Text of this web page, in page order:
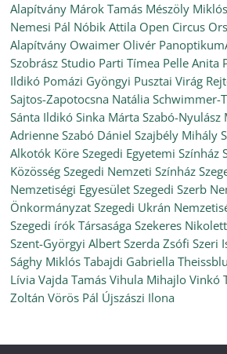
Alapítvány Márok Tamás Mészöly Miklós
Nemesi Pál Nóbik Attila Open Circus
Alapítvány Owaimer Olivér
Szobrász Studio Parti Tímea Pelle Anita
Ildikó Pomázi Gyöngyi Pusztai Virág
Sajtos-Zapotocsna Natália Schwimmer-
Sánta Ildikó Sinka Márta Szabó-Nyulász
Adrienne Szabó Dániel Szajbély Mihály
Alkotók Köre Szegedi Egyetemi Színház
Közösség Szegedi Nemzeti Színház
Nemzetiségi Egyesület Szegedi Szerb
Önkormányzat Szegedi Ukrán
Szegedi írók Társasága Szekeres Nikolett
Szent-Györgyi Albert Szerda Zsófi Szeri
Sághy Miklós Tabajdi Gabriella
Lívia Vajda Tamás Vihula Mihajlo Vinkó
Zoltán Vörös Pál Újszászi Ilona